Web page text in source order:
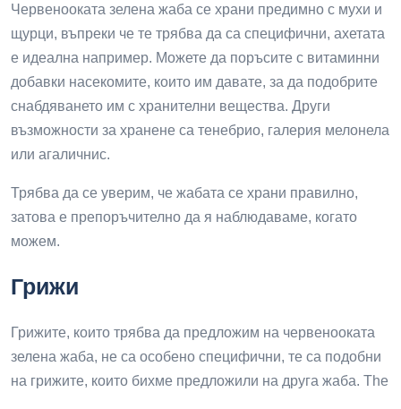
Червенооката зелена жаба се храни предимно с мухи и
щурци, въпреки че те трябва да са специфични, ахетата
е идеална например. Можете да поръсите с витаминни
добавки насекомите, които им давате, за да подобрите
снабдяването им с хранителни вещества. Други
възможности за хранене са тенебрио, галерия мелонела
или агаличнис.
Трябва да се уверим, че жабата се храни правилно,
затова е препоръчително да я наблюдаваме, когато
можем.
Грижи
Грижите, които трябва да предложим на червенооката
зелена жаба, не са особено специфични, те са подобни
на грижите, които бихме предложили на друга жаба. The